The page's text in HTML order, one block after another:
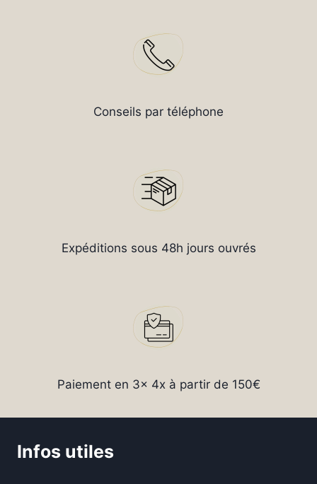
Conseils par téléphone
Expéditions sous 48h jours ouvrés
Paiement en 3x 4x à partir de 150€
Infos utiles